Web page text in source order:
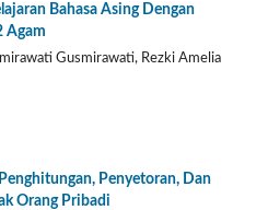
Bahasa Asing Dengan
Agam
Gusmirawati, Rezki Amelia
Penyetoran, Dan
Orang Pribadi